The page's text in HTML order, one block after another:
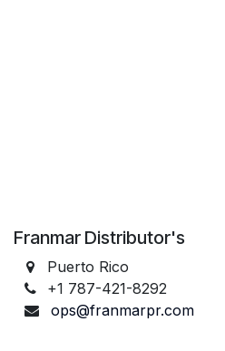
Franmar Distributor's
Puerto Rico
+1 787-421-8292
ops@franmarpr.com